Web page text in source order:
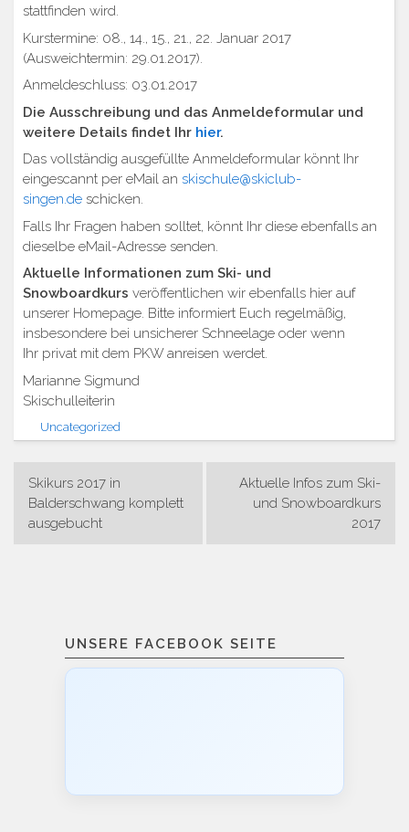
stattfinden wird.
Kurstermine: 08., 14., 15., 21., 22. Januar 2017
(Ausweichtermin: 29.01.2017).
Anmeldeschluss: 03.01.2017
Die Ausschreibung und das Anmeldeformular und
weitere Details findet Ihr hier.
Das vollständig ausgefüllte Anmeldeformular könnt Ihr
eingescannt per eMail an skischule@skiclub-
singen.de schicken.
Falls Ihr Fragen haben solltet, könnt Ihr diese ebenfalls an
dieselbe eMail-Adresse senden.
Aktuelle Informationen zum Ski- und
Snowboardkurs veröffentlichen wir ebenfalls hier auf
unserer Homepage. Bitte informiert Euch regelmäßig,
insbesondere bei unsicherer Schneelage oder wenn
Ihr privat mit dem PKW anreisen werdet.
Marianne Sigmund
Skischulleiterin
Uncategorized
Beitragsnavigation
Skikurs 2017 in
Balderschwang komplett
ausgebucht
Aktuelle Infos zum Ski-
und Snowboardkurs
2017
UNSERE FACEBOOK SEITE